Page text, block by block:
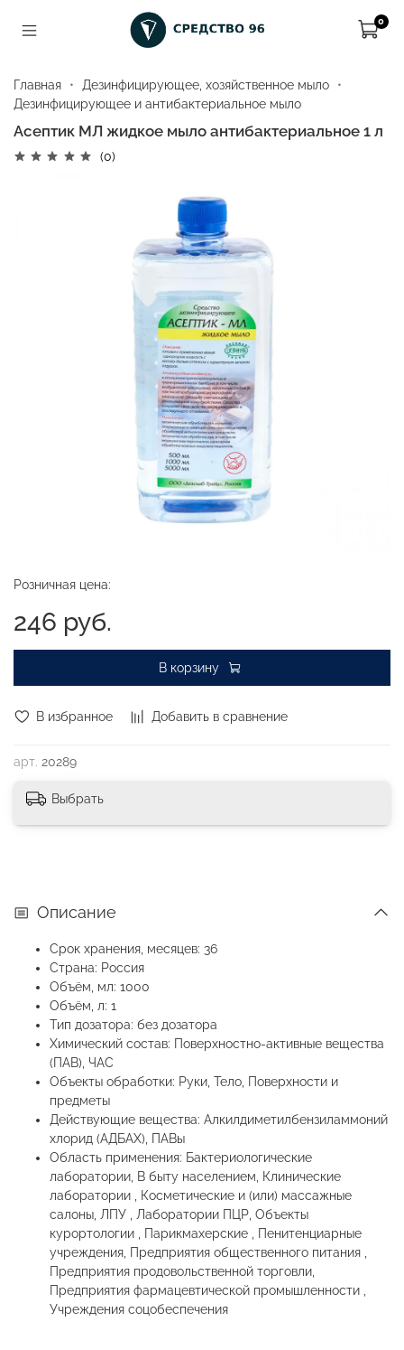
0
Главная
Дезинфицирующее, хозяйственное мыло
Дезинфицирующее и антибактериальное мыло
Асептик МЛ жидкое мыло антибактериальное 1 л
(0)
В избранное Добавить в сравнение
арт. 20289
Розничная цена:
246 руб.
В корзину
Выбрать
Описание
Срок хранения, месяцев: 36
Страна: Россия
Объём, мл: 1000
Объём, л: 1
Тип дозатора: без дозатора
Химический состав: Поверхностно-активные вещества
(ПАВ), ЧАС
Объекты обработки: Руки, Тело, Поверхности и
предметы
Действующие вещества: Алкилдиметилбензиламмоний
хлорид (АДБАХ), ПАВы
Область применения: Бактериологические
лаборатории, В быту населением, Клинические
лаборатории , Косметические и (или) массажные
салоны, ЛПУ , Лаборатории ПЦР, Объекты
курортологии , Парикмахерские , Пенитенциарные
учреждения, Предприятия общественного питания ,
Предприятия продовольственной торговли,
Предприятия фармацевтической промышленности ,
Учреждения соцобеспечения